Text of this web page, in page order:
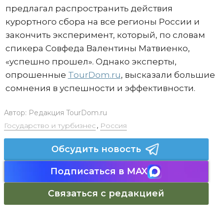
предлагал распространить действия
курортного сбора на все регионы России и
закончить эксперимент, который, по словам
спикера Совфеда Валентины Матвиенко,
«успешно прошел». Однако эксперты,
опрошенные TourDom.ru, высказали большие
сомнения в успешности и эффективности.
Автор: Редакция TourDom.ru
Государство и турбизнес, Россия
Обсудить новость
Подписаться в MAX
Связаться с редакцией